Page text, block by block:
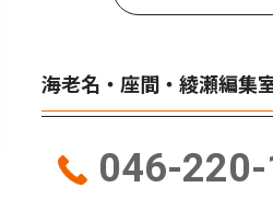
海老名・座間・綾瀬編集
046-